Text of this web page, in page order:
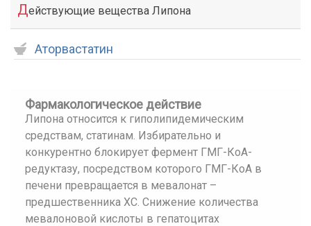
Действующие вещества Липона
Аторвастатин
Фармакологическое действие
Липона относится к гиполипидемическим
средствам, статинам. Избирательно и
конкурентно блокирует фермент ГМГ-КоА-
редуктазу, посредством которого ГМГ-КоА в
печени превращается в мевалонат –
предшественника ХС. Снижение количества
мевалоновой кислоты в гепатоцитах